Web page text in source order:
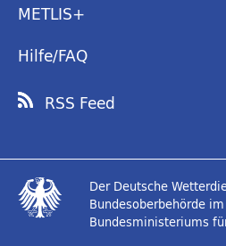
METLIS+
Hilfe/FAQ
RSS Feed
Der Deutsche
Bundesoberbehörde
Bundesministeriums